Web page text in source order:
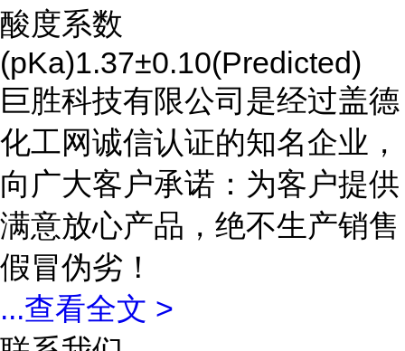
酸度系数
(pKa)1.37±0.10(Predicted)
巨胜科技有限公司是经过盖德
化工网诚信认证的知名企业，
向广大客户承诺：为客户提供
满意放心产品，绝不生产销售
假冒伪劣！
...查看全文 >